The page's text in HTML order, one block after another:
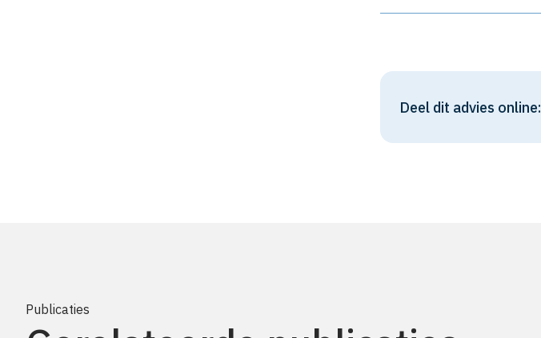
Deel dit advies online:
Publicaties